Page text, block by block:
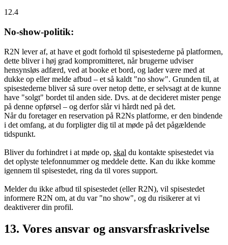
12.4
No-show-politik:
R2N lever af, at have et godt forhold til spisestederne på platformen,
dette bliver i høj grad kompromitteret, når brugerne udviser
hensynsløs adfærd, ved at booke et bord, og lader være med at
dukke op eller melde afbud – et så kaldt "no show". Grunden til, at
spisestederne bliver så sure over netop dette, er selvsagt at de kunne
have "solgt" bordet til anden side. Dvs. at de decideret mister penge
på denne opførsel – og derfor slår vi hårdt ned på det.
Når du foretager en reservation på R2Ns platforme, er den bindende
i det omfang, at du forpligter dig til at møde på det pågældende
tidspunkt.
Bliver du forhindret i at møde op, skal du kontakte spisestedet via
det oplyste telefonnummer og meddele dette. Kan du ikke komme
igennem til spisestedet, ring da til vores support.
Melder du ikke afbud til spisestedet (eller R2N), vil spisestedet
informere R2N om, at du var "no show", og du risikerer at vi
deaktiverer din profil.
13. Vores ansvar og ansvarsfraskrivelse